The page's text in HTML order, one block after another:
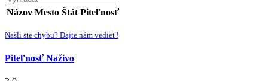
Názov Mesto Štát Piteľnosť
Našli ste chybu? Dajte nám vedieť!
Piteľnosť Naživo